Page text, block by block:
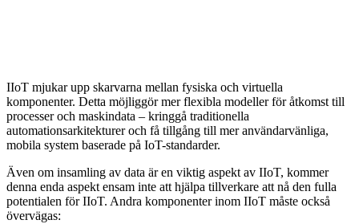
IIoT mjukar upp skarvarna mellan fysiska och virtuella
komponenter. Detta möjliggör mer flexibla modeller för åtkomst till
processer och maskindata – kringgå traditionella
automationsarkitekturer och få tillgång till mer användarvänliga,
mobila system baserade på IoT-standarder.
Även om insamling av data är en viktig aspekt av IIoT, kommer
denna enda aspekt ensam inte att hjälpa tillverkare att nå den fulla
potentialen för IIoT. Andra komponenter inom IIoT måste också
övervägas: